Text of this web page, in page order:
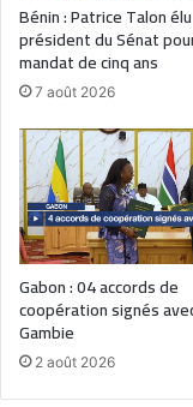
Bénin : Patrice Talon élu
président du Sénat
mandat de cinq ans
7 août 2026
Gabon : 04 accords de
coopération signés
Gambie
2 août 2026